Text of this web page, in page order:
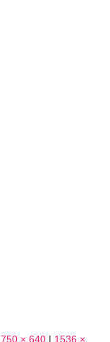
750 × 640 | 1536 ×